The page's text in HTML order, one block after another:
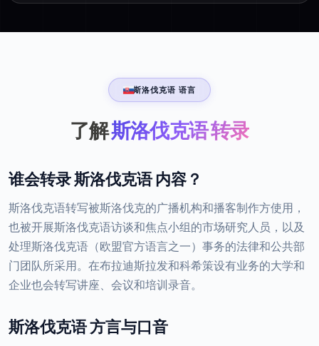
斯洛伐克语 语言
了解斯洛伐克语 转录
谁会转录 斯洛伐克语 内容？
斯洛伐克语转写被斯洛伐克的广播机构和播客制作方使用，
也被开展斯洛伐克语访谈和焦点小组的市场研究人员，以及
处理斯洛伐克语（欧盟官方语言之一）事务的法律和公共部
门团队所采用。在布拉迪斯拉发和科希策设有业务的大学和
企业也会转写讲座、会议和培训录音。
斯洛伐克语 方言与口音